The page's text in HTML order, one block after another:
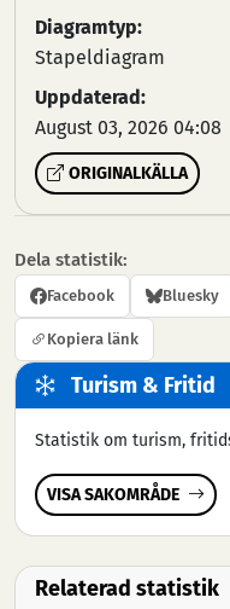
Diagramtyp:
Stapeldiagram
Uppdaterad:
August 03, 2026 04:08
ORIGINALKÄLLA
Dela statistik:
Facebook Bluesky
Kopiera länk
Turism & Fritid
Statistik om turism,
VISA SAKOMRÅDE
Relaterad statistik